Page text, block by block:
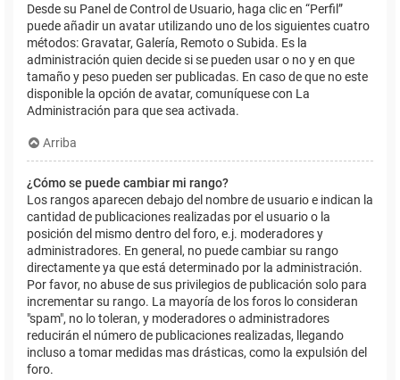
Desde su Panel de Control de Usuario, haga clic en “Perfil”
puede añadir un avatar utilizando uno de los siguientes cuatro
métodos: Gravatar, Galería, Remoto o Subida. Es la
administración quien decide si se pueden usar o no y en que
tamaño y peso pueden ser publicadas. En caso de que no este
disponible la opción de avatar, comuníquese con La
Administración para que sea activada.
Arriba
¿Cómo se puede cambiar mi rango?
Los rangos aparecen debajo del nombre de usuario e indican la
cantidad de publicaciones realizadas por el usuario o la
posición del mismo dentro del foro, e.j. moderadores y
administradores. En general, no puede cambiar su rango
directamente ya que está determinado por la administración.
Por favor, no abuse de sus privilegios de publicación solo para
incrementar su rango. La mayoría de los foros lo consideran
"spam", no lo toleran, y moderadores o administradores
reducirán el número de publicaciones realizadas, llegando
incluso a tomar medidas mas drásticas, como la expulsión del
foro.